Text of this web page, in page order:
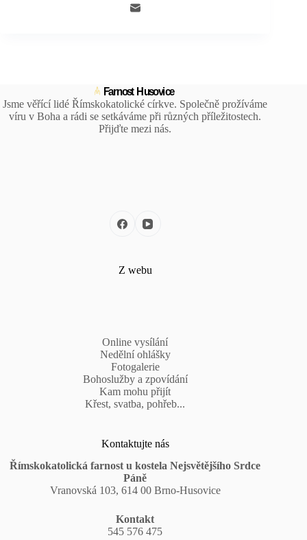
Jsme věřící lidé Římskokatolické církve. Společně prožíváme
víru v Boha a rádi se setkáváme při různých příležitostech.
Přijďte mezi nás.
Z webu
Online vysílání
Nedělní ohlášky
Fotogalerie
Bohoslužby a zpovídání
Kam mohu přijít
Křest, svatba, pohřeb...
Kontaktujte nás
Římskokatolická farnost u kostela Nejsvětějšího Srdce
Páně
Vranovská 103, 614 00 Brno-Husovice
Kontakt
545 576 475